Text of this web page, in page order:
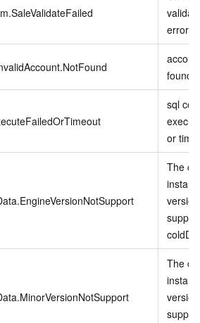
error.
found.
sql
or
The
support
The
support